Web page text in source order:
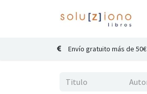
Envío gratuito más de 50€